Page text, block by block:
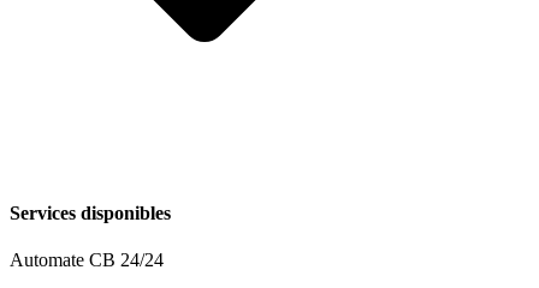
Services disponibles
Automate CB 24/24